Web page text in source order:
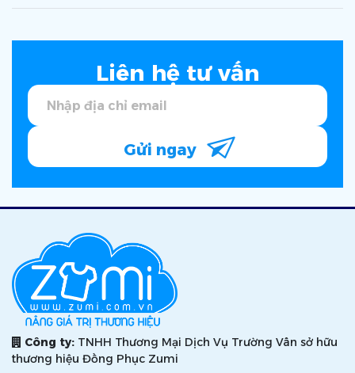
Liên hệ tư vấn
Gửi ngay
Công ty: TNHH Thương Mại Dịch Vụ Trường Vân sở hữu
thương hiệu Đồng Phục Zumi